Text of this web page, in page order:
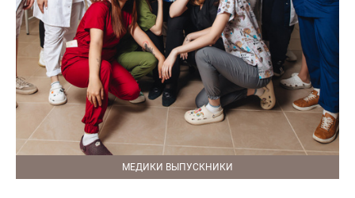
МЕДИКИ ВЫПУСКНИКИ